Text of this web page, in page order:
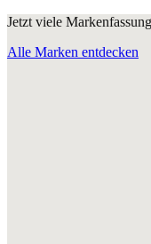
Jetzt viele
Alle Marken entdecken